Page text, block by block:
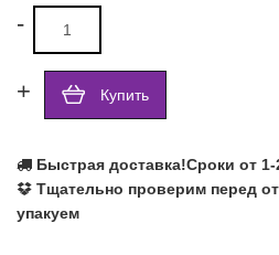
-
+ Купить
Быстрая доставка!Сроки от
Тщательно проверим перед
упакуем